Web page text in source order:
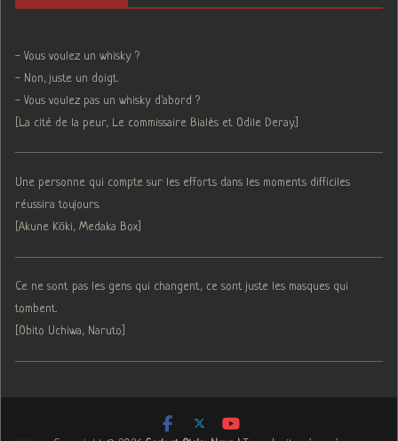
- Vous voulez un whisky ?
- Non, juste un doigt.
- Vous voulez pas un whisky d'abord ?
[La cité de la peur, Le commissaire Bialès et Odile Deray.]
Une personne qui compte sur les efforts dans les moments difficiles
réussira toujours.
[Akune Kōki, Medaka Box]
Ce ne sont pas les gens qui changent, ce sont juste les masques qui
tombent.
[Obito Uchiwa, Naruto]